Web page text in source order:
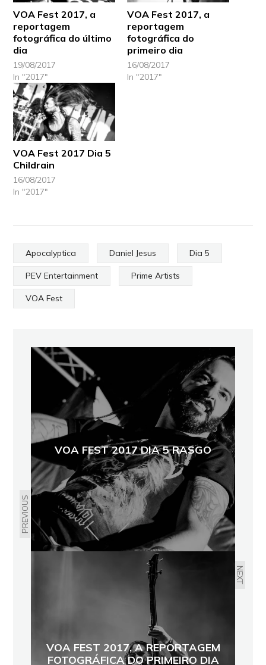
VOA Fest 2017, a
reportagem
fotográfica do último
dia
19/08/2017
In "2017"
VOA Fest 2017, a
reportagem
fotográfica do
primeiro dia
16/08/2017
In "2017"
VOA Fest 2017 Dia 5
Childrain
16/08/2017
In "2017"
Apocalyptica Daniel Jesus Dia 5
PEV Entertainment Prime Artists
VOA Fest
PREVIOUS
VOA FEST 2017 DIA 5 RASGO
NEXT
VOA FEST 2017, A REPORTAGEM
FOTOGRÁFICA DO PRIMEIRO DIA